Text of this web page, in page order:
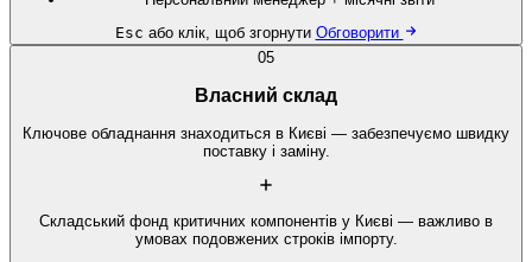
Esc або клік, щоб згорнути Обговорити
05
Власний склад
Ключове обладнання знаходиться в Києві — забезпечуємо швидку
поставку і заміну.
Складський фонд критичних компонентів у Києві — важливо в
умовах подовжених строків імпорту.